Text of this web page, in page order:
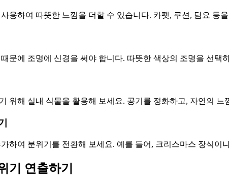
용하여 따뜻한 느낌을 더할 수 있습니다. 카펫, 쿠션, 담요 등
문에 조명에 신경을 써야 합니다. 따뜻한 색상의 조명을 선
위해 실내 식물을 활용해 보세요. 공기를 정화하고, 자연의
하여 분위기를 전환해 보세요. 예를 들어, 크리스마스 장식이
기 연출하기